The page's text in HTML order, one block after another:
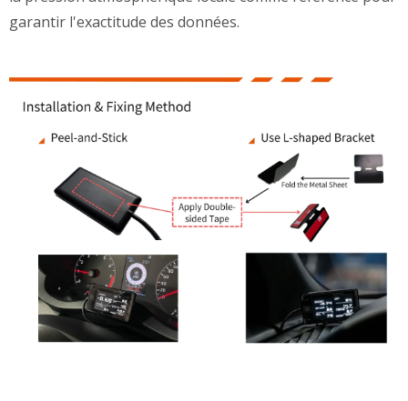
garantir l'exactitude des données.